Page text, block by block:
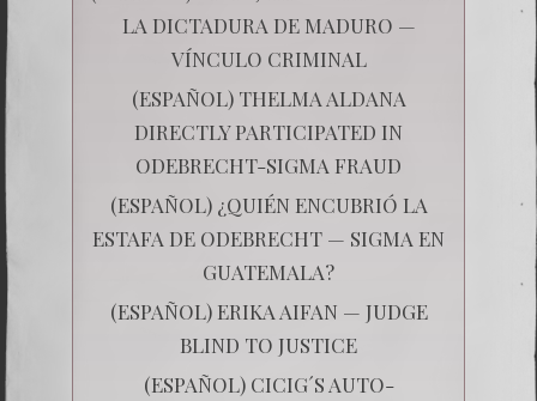
LA DICTADURA DE MADURO —
VÍNCULO CRIMINAL
(ESPAÑOL) THELMA ALDANA
DIRECTLY PARTICIPATED IN
ODEBRECHT-SIGMA FRAUD
(ESPAÑOL) ¿QUIÉN ENCUBRIÓ LA
ESTAFA DE ODEBRECHT — SIGMA EN
GUATEMALA?
(ESPAÑOL) ERIKA AIFAN — JUDGE
BLIND TO JUSTICE
(ESPAÑOL) CICIG´S AUTO-